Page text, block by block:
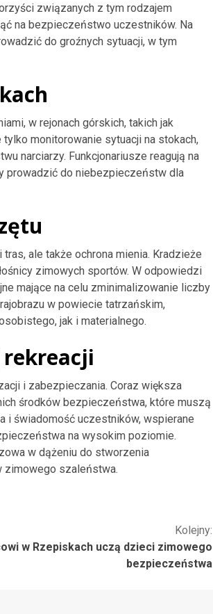
związanych z tym rodzajem
na bezpieczeństwo uczestników. Na
do groźnych sytuacji, w tym
w rejonach górskich, takich jak
monitorowanie sytuacji na stokach,
narciarzy. Funkcjonariusze reagują na
prowadzić do niebezpieczeństw dla
ale także ochrona mienia. Kradzieże
zimowych sportów. W odpowiedzi
mające na celu zminimalizowanie liczby
w powiecie tatrzańskim,
jak i materialnego.
i zabezpieczania. Coraz większa
środków bezpieczeństwa, które muszą
i świadomość uczestników, wspierane
na wysokim poziomie.
w dążeniu do stworzenia
zimowego szaleństwa.
Kolejny:
w Rzepiskach uczą dzieci zimowego
bezpieczeństwa